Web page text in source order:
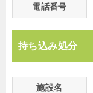
電話番号
持ち込み処分
施設名